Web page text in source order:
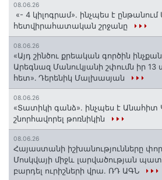
08.06.26
«- 4 կիլոգրամ». ինչպես է
հետվիրահատական շրջանը
08.06.26
«Այդ շինծու քրեական գործին
Արեգնազ Մանուկյանի շփումն իր
հետ»․ Դերենիկ Մալխասյան
08.06.26
«Տատիկի գանձ». ինչպես է Անահիտ
շնորհավորել թոռնիկին
08.06.26
Հայաստանի իշխանությունները
Մոսկվայի միջև լարվածության
բարդել ուրիշների վրա. ՌԴ ԱԳՆ